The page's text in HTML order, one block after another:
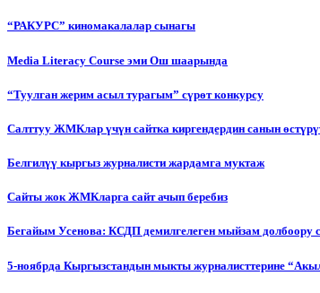
“РАКУРС” киномакалалар сынагы
Media Literacy Сourse эми Ош шаарында
“Туулган жерим асыл турагым” сүрөт конкурсу
Салттуу ЖМКлар үчүн сайтка киргендердин санын
Белгилүү кыргыз журналисти жардамга муктаж
Сайты жок ЖМКларга сайт ачып беребиз
Бегайым Усенова: КСДП демилгелеген мыйзам долбоору
5-ноябрда Кыргызстандын мыкты журналисттерине